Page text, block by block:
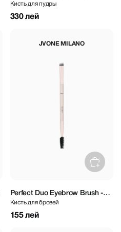
Кисть для пудры
330 лей
JVONE MILANO
Perfect Duo Eyebrow Brush -
Eye Brush
Кисть для бровей
155 лей